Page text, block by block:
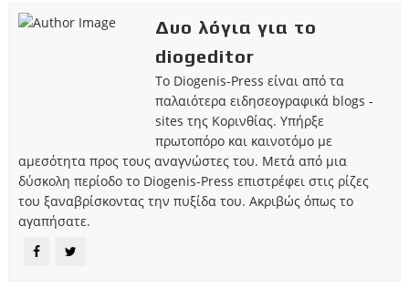
Δυο λόγια για το
diogeditor
Το Diogenis-Press είναι από τα
παλαιότερα ειδησεογραφικά blogs -
sites της Κορινθίας. Υπήρξε
πρωτοπόρο και καινοτόμο με
αμεσότητα προς τους αναγνώστες του. Μετά από μια
δύσκολη περίοδο το Diogenis-Press επιστρέφει στις ρίζες
του ξαναβρίσκοντας την πυξίδα του. Ακριβώς όπως το
αγαπήσατε.